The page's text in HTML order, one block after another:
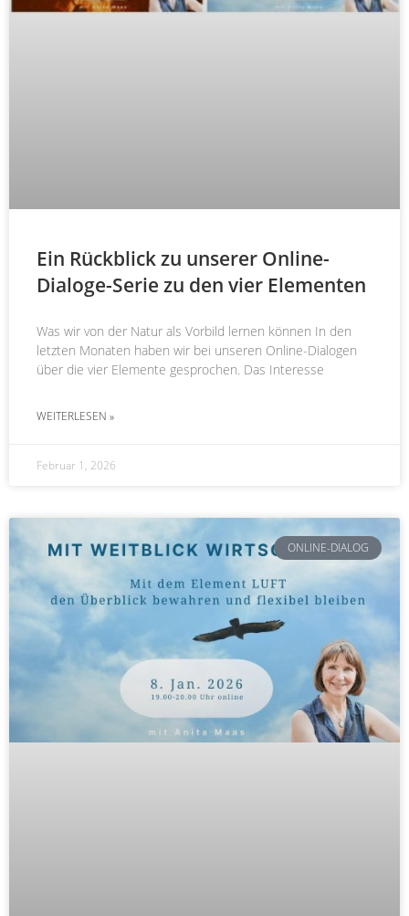
Ein Rückblick zu unserer Online-
Dialoge​-Serie zu den vier Elementen
Was wir von der Natur als Vorbild lernen können In den
letzten Monaten haben wir bei unseren Online-Dialogen
über die vier Elemente gesprochen. Das Interesse
WEITERLESEN »
Februar 1, 2026
ONLINE-DIALOG